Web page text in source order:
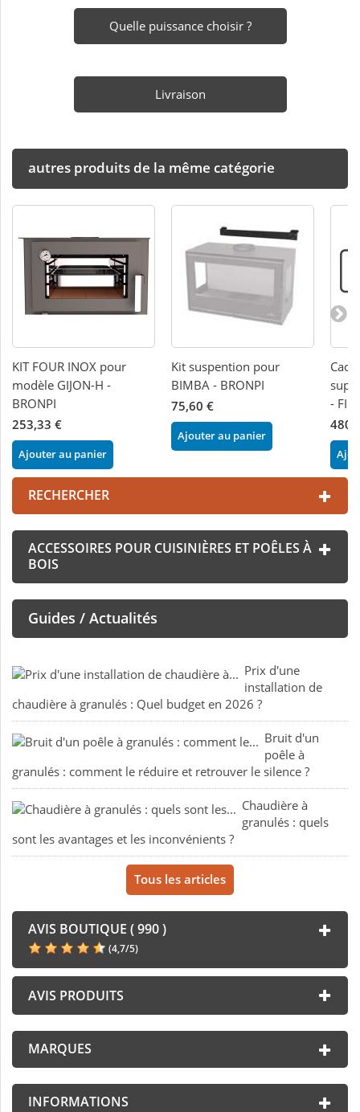
Quelle puissance choisir ?
Livraison
autres produits de la même catégorie
KIT FOUR INOX pour
modèle GIJON-H -
BRONPI
253,33 €
Ajouter au panier
Kit suspention pour
BIMBA - BRONPI
75,60 €
Ajouter au panier
-
RECHERCHER
ACCESSOIRES POUR CUISINIÈRES ET POÊLES À
BOIS
Guides / Actualités
Prix d'une
installation de
chaudière à granulés : Quel budget en 2026 ?
Bruit d'un
poêle à
granulés : comment le réduire et retrouver le silence ?
Chaudière à
granulés : quels
sont les avantages et les inconvénients ?
Tous les articles
AVIS BOUTIQUE ( 990 )
(4,7/5)
AVIS PRODUITS
MARQUES
INFORMATIONS